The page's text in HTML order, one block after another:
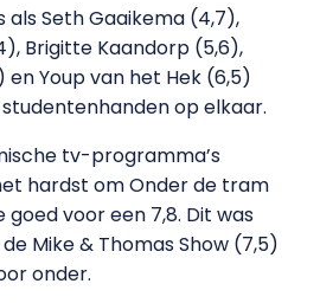
Seth Gaaikema (4,7),
Brigitte Kaandorp (5,6),
en Youp van het Hek (6,5)
op elkaar.
tv-programma’s
hardst om Onder de tram
goed voor een 7,8. Dit was
Mike & Thomas Show (7,5)
onder.